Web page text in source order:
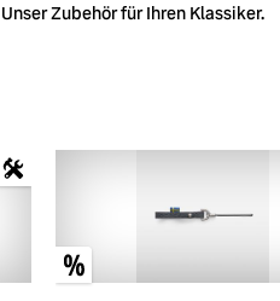
Unser Zubehör für Ihren Klassiker.